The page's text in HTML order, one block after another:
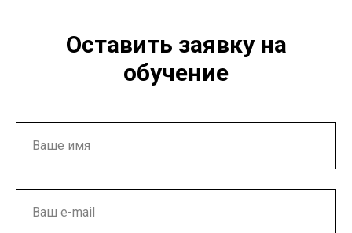
Оставить заявку на
обучение